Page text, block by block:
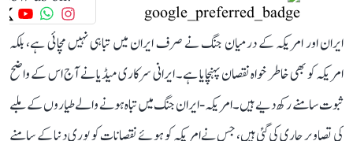
ایران اور امریکہ کے درمیان جنگ نے صرف ایران میں تباہی نہیں مچائی ہے، بلکہ
امریکہ کو بھی خاطر خواہ نقصان پہنچایا ہے۔ ایرانی سرکاری میڈیا نے آج اس کے واضح
ثبوت سامنے رکھ دیے ہیں۔ امریکہ-ایران جنگ میں تباہ ہونے والے طیاروں کے ملبے
کی تصاویر جاری کی گئی ہیں، جس نے امریکہ کو ہوئے نقصانات کو پوری دنیا کے سامنے